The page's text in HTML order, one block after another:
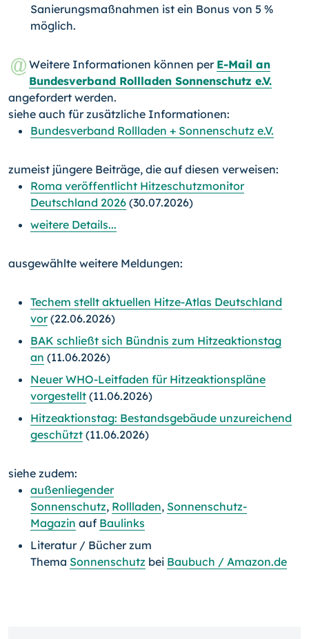
Sanierungsmaßnahmen ist ein Bonus von 5 %
möglich.
Weitere Informationen können per E-Mail an
Bundesverband Rollladen Sonnenschutz e.V.
angefordert werden.
siehe auch für zusätzliche Informationen:
Bundesverband Rollladen + Sonnenschutz e.V.
zumeist jüngere Beiträge, die auf diesen verweisen:
Roma veröffentlicht Hitzeschutzmonitor
Deutschland 2026 (30.07.2026)
weitere Details...
ausgewählte weitere Meldungen:
Techem stellt aktuellen Hitze-Atlas Deutschland
vor(22.06.2026)
BAK schließt sich Bündnis zum Hitzeaktionstag
an (11.06.2026)
Neuer WHO-Leitfaden für Hitzeaktionspläne
vorgestellt (11.06.2026)
Hitzeaktionstag: Bestandsgebäude unzureichend
geschützt (11.06.2026)
siehe zudem:
außenliegender
Sonnenschutz, Rollladen, Sonnenschutz-
Magazin auf Baulinks
Literatur / Bücher zum
Thema Sonnenschutz bei Baubuch / Amazon.de